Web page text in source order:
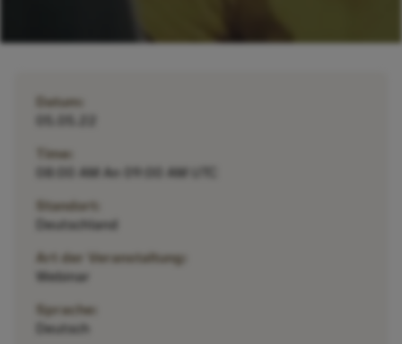
Datum:
Time:
08:00 AM An 09:00 AM UTC
Standort:
Deutschland
Art der Veranstaltung:
Webinar
Sprache:
Deutsch